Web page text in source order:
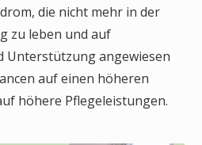
die nicht mehr in der
zu leben und auf
Unterstützung angewiesen
auf einen höheren
höhere Pflegeleistungen.